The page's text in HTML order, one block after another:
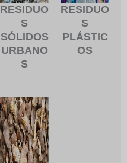
RESIDUO
S
SÓLIDOS
URBANO
S
RESIDUO
S
PLÁSTIC
OS